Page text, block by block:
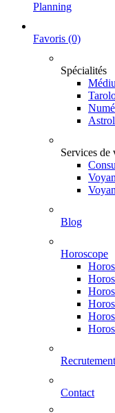
Planning
Favoris (0)
Spécialités
Services de
Blog
Horoscope
Recrutement
Contact